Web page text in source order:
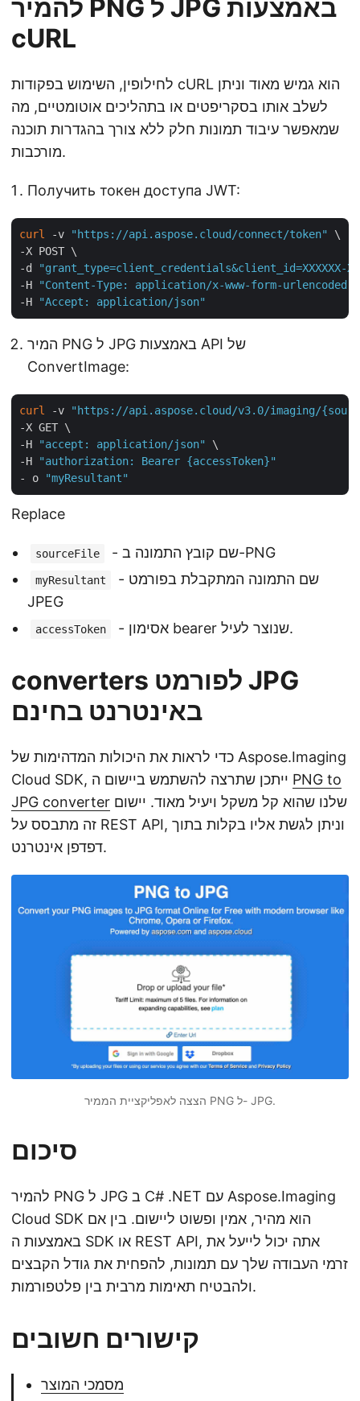
להמיר PNG ל JPG באמצעות
cURL
לחילופין, השימוש בפקודות cURL הוא גמיש מאוד וניתן
לשלב אותו בסקריפטים או בתהליכים אוטומטיים, מה
שמאפשר עיבוד תמונות חלק ללא צורך בהגדרות תוכנה
מורכבות.
Получить токен доступа JWT:
curl -v "https://api.aspose.cloud/connect/token"
\
-X POST \
-d
"grant_type=client_credentials&client_id=XXXXXX-
-H
"Content-Type: application/x-www-form-urlencoded"
-H
"Accept: application/json"
המיר PNG ל JPG באמצעות API של
ConvertImage:
curl -v
"https://api.aspose.cloud/v3.0/imaging/
-X GET \
-H
"accept: application/json"
\
-H
"authorization: Bearer {accessToken}"
- o
"myResultant"
Replace
sourceFile - שם קובץ התמונה ב-PNG
myResultant
- שם התמונה המתקבלת בפורמט
JPEG
accessToken - אסימון bearer שנוצר לעיל.
converters לפורמט JPG
באינטרנט בחינם
כדי לראות את היכולות המדהימות של Aspose.Imaging
PNG to
JPG converter
זה מתבסס על REST API, וניתן לגשת אליו בקלות בתוך
דפדפן אינטרנט.
הצצה לאפליקציית הממיר PNG ל- JPG.
סיכום
להמיר PNG ל JPG ב C# .NET עם Aspose.Imaging
Cloud SDK הוא מהיר, אמין ופשוט ליישום. בין אם
באמצעות ה SDK או REST API, אתה יכול לייעל את
זרמי העבודה שלך עם תמונות, להפחית את גודל הקבצים
ולהבטיח תאימות מרבית בין פלטפורמות.
קישורים חשובים
מסמכי המוצר